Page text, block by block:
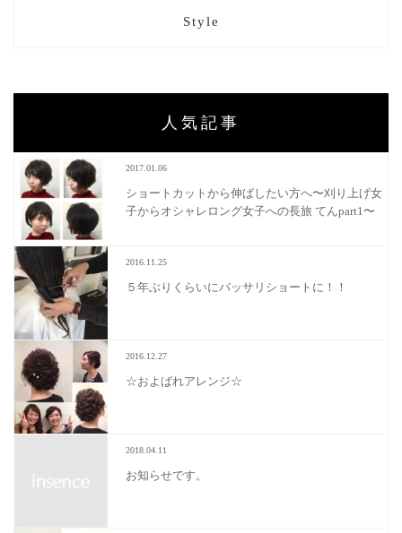
Style
人気記事
2017.01.06
ショートカットから伸ばしたい方へ〜刈り上げ女
子からオシャレロング女子への長旅 てんpart1〜
2016.11.25
５年ぶりくらいにバッサリショートに！！
2016.12.27
☆およばれアレンジ☆
2018.04.11
お知らせです。